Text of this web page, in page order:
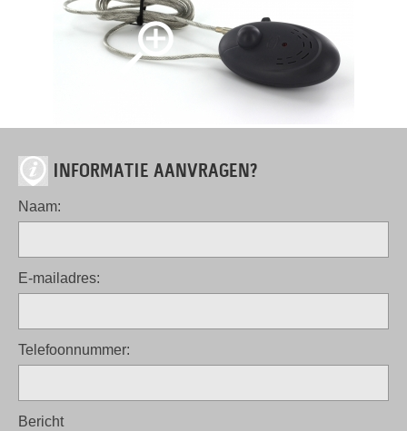
INFORMATIE AANVRAGEN?
Naam:
E-mailadres:
Telefoonnummer:
Bericht